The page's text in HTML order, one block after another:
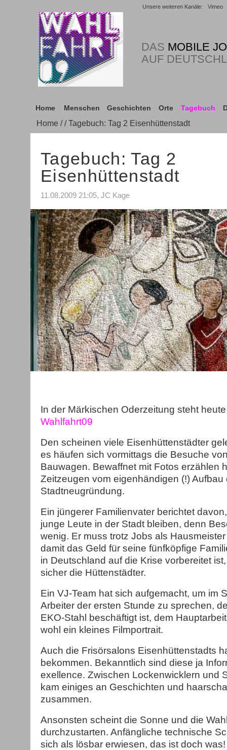
Unsere weiteren Kanäle: Vimeo
DAS MOBILE
AUF
Home Menschen Geschichten Orte Tagebuch
Home // Tagebuch: Tag 2 Eisenhüttenstadt
Tagebuch: Tag 2
Eisenhüttenstadt
11.08.2009 21:05, JC Kage
In der Märkischen Oderzeitung steht
Wahlfahrt09
Den scheinen viele Eisenhüttenstädter
es häufen sich vormittags die Besuche
Bauwagen. Bewaffnet mit Fotos erzählen
Zeitzeugen vom eigenhändigen (!)
Stadtneugründung.
Ein jüngerer Familienvater berichtet
junge Leute in der Stadt bleiben, denn
wenig. Er muss trotz Jobs als
damit das Geld für seine fünfköpfige
in Deutschland auf die Krise vorbereitet
sicher die Hüttenstädter.
Ein VJ-Team hat sich aufgemacht, um im
Arbeiter der ersten Stunde zu sprechen,
EKO-Stahl beschäftigt ist, dem
wohl ein kleines Filmportrait.
Auch die Frisörsalons Eisenhüttenstadts
bekommen. Bekanntlich sind diese ja
exellence. Zwischen Lockenwicklern und
kam einiges an Geschichten und
zusammen.
Ansonsten scheint die Sonne und die
durchzustarten. Anfängliche technische
sich als lösbar erwiesen, das ist doch was!